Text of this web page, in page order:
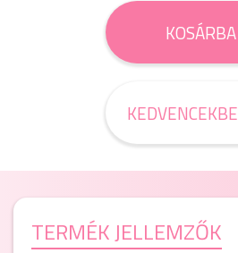
KOSÁRBA
KEDVENCEKBE
TERMÉK JELLEMZŐK